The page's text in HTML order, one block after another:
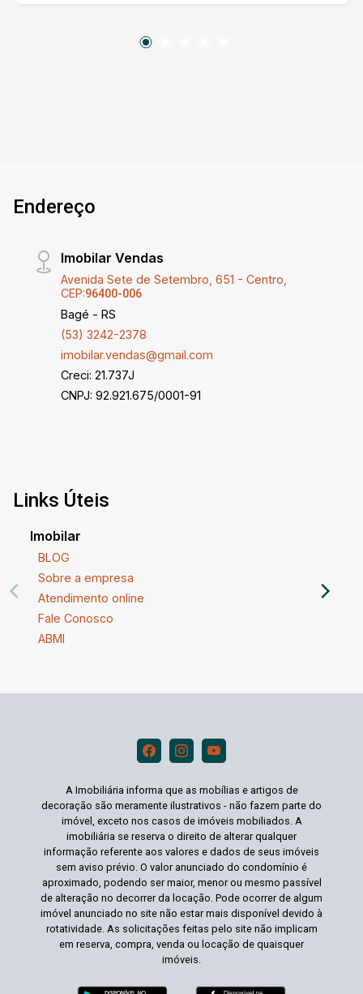
Endereço
Imobilar Vendas
Avenida Sete de Setembro, 651 - Centro,
CEP:96400-006
Bagé - RS
(53) 3242-2378
imobilar.vendas@gmail.com
Creci: 21.737J
CNPJ: 92.921.675/0001-91
Links Úteis
Imobilar
BLOG
Sobre a empresa
Atendimento online
Fale Conosco
ABMI
A Imobiliária informa que as mobílias e artigos de
decoração são meramente ilustrativos - não fazem parte do
imóvel, exceto nos casos de imóveis mobiliados. A
imobiliária se reserva o direito de alterar qualquer
informação referente aos valores e dados de seus imóveis
sem aviso prévio. O valor anunciado do condomínio é
aproximado, podendo ser maior, menor ou mesmo passível
de alteração no decorrer da locação. Pode ocorrer de algum
imóvel anunciado no site não estar mais disponível devido à
rotatividade. As solicitações feitas pelo site não implicam
em reserva, compra, venda ou locação de quaisquer
imóveis.